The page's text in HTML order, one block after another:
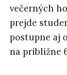
večerných
prejde
postupne aj
na približne